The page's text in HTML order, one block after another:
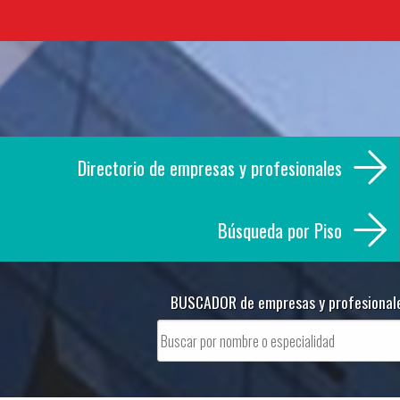
content
Directorio de empresas y profesionales
Búsqueda por Piso
BUSCADOR de empresas y